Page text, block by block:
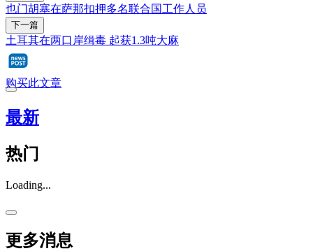
也门胡塞在萨那扣押多名联合国工作人员
下一篇
土耳其在两口岸缉毒 起获1.3吨大麻
购买此文章
最新
热门
Loading...
更多消息